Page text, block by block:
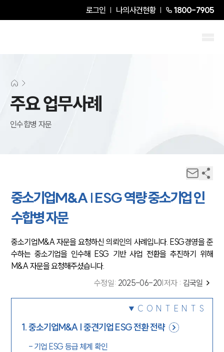
로그인 나의사건현황 1800-7905
주요 업무사례
인수합병 자문
중소기업M&A | ESG 역량 중소기업 인
수합병 자문
중소기업M&A 자문을 요청하신 의뢰인의 사례입니다. ESG경영을 준
수하는 중소기업을 인수해 ESG 기반 사업 전환을 추진하기 위해
M&A 자문을 요청해주셨습니다.
수정일: 2025-06-20 저자 : 김국일
CONTENTS
1.중소기업M&A | 중견기업 ESG 전환 전략
- 기업 ESG 등급 체계 확인